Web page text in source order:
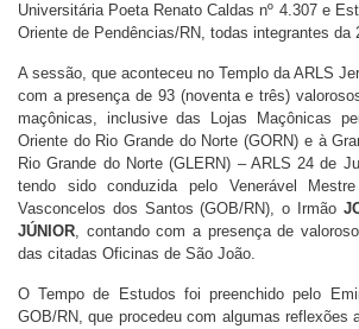
Universitária Poeta Renato Caldas nº 4.307 e
Oriente de Pendências/RN, todas integrantes da
A sessão, que aconteceu no Templo da ARLS
com a presença de 93 (noventa e três)
maçônicas, inclusive das Lojas Maçônicas
Oriente do Rio Grande do Norte (GORN) e à
Rio Grande do Norte (GLERN) – ARLS 24 de
tendo sido conduzida pelo Venerável
Vasconcelos dos Santos (GOB/RN), o Irmão
JÚNIOR, contando com a presença de
das citadas Oficinas de São João.
O Tempo de Estudos foi preenchido pelo
GOB/RN, que procedeu com algumas reflexões